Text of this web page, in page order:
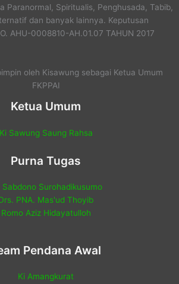
Paranormal, Spiritualis, Penghusada, Tabib,
dan banyak lainnya. Keputusan
AHU-0008810-AH.01.07 TAHUN 2017
oleh Kisawung sebagai Ketua Umum
FKPPAI
Ketua Umum
Ki Sawung Saung Rahsa
Purna Tugas
Sabdono Surohadikusumo
PNA. Mas'ud Thoyib
Romo Aziz Hidayatulloh
Pendana Awal
Ki Amangkurat